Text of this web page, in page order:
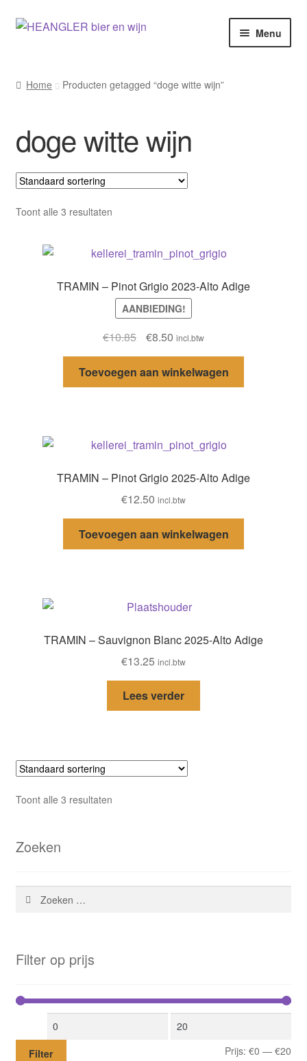
Ga
navigatie
Ga
inhoud
Menu
Home Producten getagged “doge witte wijn”
doge witte wijn
Toont alle 3 resultaten
TRAMIN – Pinot Grigio 2023-Alto Adige
AANBIEDING!
€10.85
Oorspronkelijke
prijs
was:
€10.85.
€8.50Huidige
prijs
is:
€8.50.
incl.btw
Toevoegen aan winkelwagen
TRAMIN – Pinot Grigio 2025-Alto Adige
€12.50 incl.btw
Toevoegen aan winkelwagen
TRAMIN – Sauvignon Blanc 2025-Alto Adige
€13.25 incl.btw
Lees verder
Toont alle 3 resultaten
Zoeken
naar:
Filter op prijs
Min.
Max.
Filter Prijs:€0 —€20